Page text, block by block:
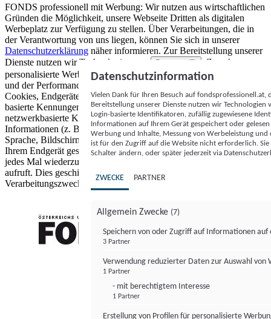
FONDS professionell mit Werbung: Wir nutzen aus wirtschaftlichen
Gründen die Möglichkeit, unsere Webseite Dritten als digitalen
Werbeplatz zur Verfügung zu stellen. Über Verarbeitungen, die in
der Verantwortung von uns liegen, können Sie sich in unserer
Datenschutzerklärung näher informieren. Zur Bereitstellung unserer
Dienste nutzen wir Technologien von
Partnern (5)
. Zwecke:
personalisierte Werbung und Inhalte, Messung von Werbeleistung
und der Performance von Inhalten sowie Zielgruppenforschung.
Cookies, Endgeräte- oder ähnliche Online-Kennungen (z. B. login-
basierte Kennungen, zufällig generierte Kennungen,
netzwerkbasierte Kennungen) können zusammen mit anderen
Informationen (z. B. Browsertyp und Browserinformationen,
Sprache, Bildschirmgröße, unterstützte Technologien usw.) auf
Ihrem Endgerät gespeichert oder von dort ausgelesen werden, um es
jedes Mal wiederzuerkennen, wenn es eine App oder einer Webseite
aufruft. Dies geschieht für einen oder mehrere der hier aufgeführten
Verarbeitungszwecke.
Datenschutzinformation
Vielen Dank für Ihren Besuch auf
Bereitstellung unserer Dienste nutzen wir Technologien
Login-basierte Identifikatoren, zufällig zugewiesene
Informationen auf Ihrem Gerät gespeichert oder
Werbung und Inhalte, Messung von Werbeleistung
ist für den Zugriff auf die Website nicht erforderlich.
Schalter ändern, oder später jederzeit via
ZWECKE PARTNER
Allgemein Zwecke (7)
Speichern von oder Zugriff auf Informationen auf
3 Partner
Verwendung reduzierter Daten zur Auswahl von
1 Partner
- mit berechtigtem Interesse
1 Partner
Erstellung von Profilen für personalisierte
FONDS professionell